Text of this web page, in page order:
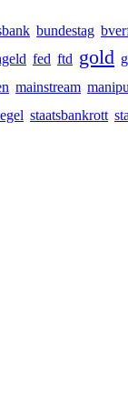
bundestag
fed ftd gold
mainstream
staatsbankrott